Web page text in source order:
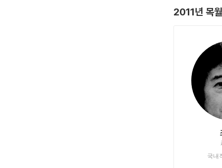
2011년 목
국내